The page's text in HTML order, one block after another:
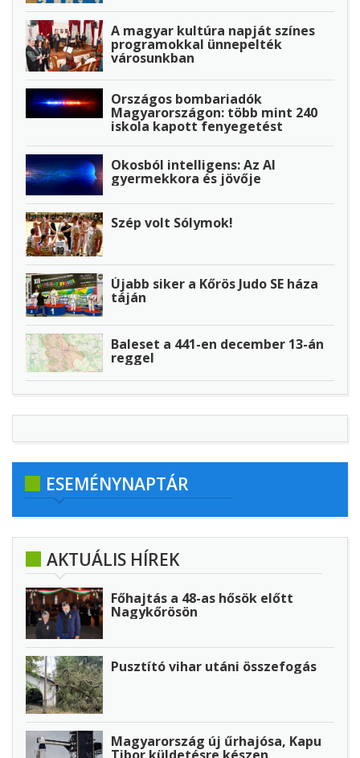
A magyar kultúra napját színes
programokkal ünnepelték
városunkban
Országos bombariadók
Magyarországon: több mint 240
iskola kapott fenyegetést
Okosból intelligens: Az AI
gyermekkora és jövője
Szép volt Sólymok!
Újabb siker a Kőrös Judo SE háza
táján
Baleset a 441-en december 13-án
reggel
ESEMÉNYNAPTÁR
AKTUÁLIS HÍREK
Főhajtás a 48-as hősök előtt
Nagykőrösön
Pusztító vihar utáni összefogás
Magyarország új űrhajósa, Kapu